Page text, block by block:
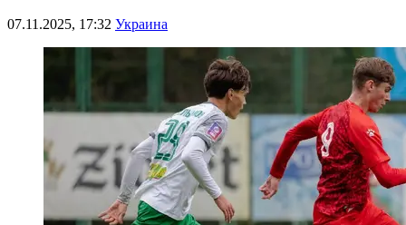
07.11.2025, 17:32 Украина